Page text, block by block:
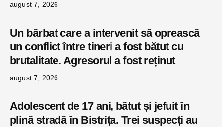
august 7, 2026
Un bărbat care a intervenit să oprească
un conflict între tineri a fost bătut cu
brutalitate. Agresorul a fost reținut
august 7, 2026
Adolescent de 17 ani, bătut și jefuit în
plină stradă în Bistrița. Trei suspecți au